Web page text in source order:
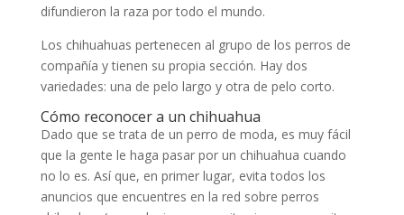
difundieron la raza por todo el mundo.
Los chihuahuas pertenecen al grupo de los perros de
compañía y tienen su propia sección. Hay dos
variedades: una de pelo largo y otra de pelo corto.
Cómo reconocer a un chihuahua
Dado que se trata de un perro de moda, es muy fácil
que la gente le haga pasar por un chihuahua cuando
no lo es. Así que, en primer lugar, evita todos los
anuncios que encuentres en la red sobre perros